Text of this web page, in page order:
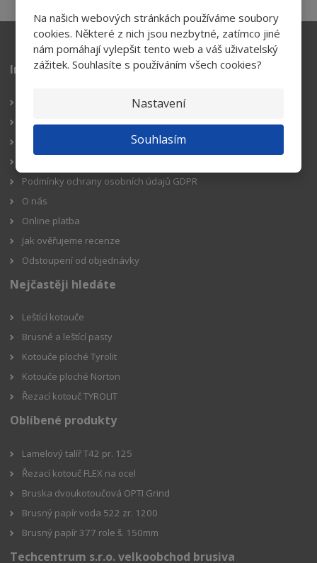
Na našich webových stránkách používáme soubory
cookies. Některé z nich jsou nezbytné, zatímco jiné
nám pomáhají vylepšit tento web a váš uživatelský
zážitek. Souhlasíte s používáním všech cookies?
Nastavení
Souhlasím
Informace pro zákazníky
Obchodní podmínky
Podmínky ochrany osobních údajů GDPR
O nás
Online platba
Jak ověřujeme recenze
Odstoupení od objednávky
Nejčastěji hledáte
Leštící kotouče
Brusné a leštící pasty
Kotouče ploché Tyrolit
Kotouče ploché Norton
Řezací kotouč TYROLIT
Oblíbené produkty
Lamelový talíř T42 pr. 125
Řezací kotouč FLEX na ocel
Bruska dvoukotoučová OPTI Grind
Brusný papír voda 522 zr. 1200
Brusný papír 377 role š. 150mm
Techcentrum s.r.o. velkoobchod brusiva